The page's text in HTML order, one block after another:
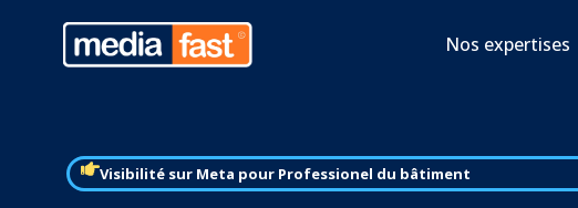
Nos expertises
Visibilité sur Meta pour Professionel du bâtiment